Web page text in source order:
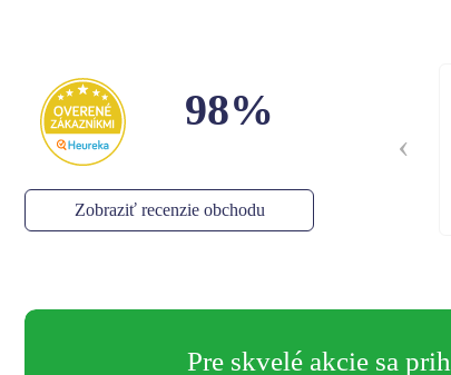
98%
Zobraziť recenzie obchodu
Doručenie: Objednávka prišla podľa plánu
Balenie: Všetko bolo vporiadku
Komunikácia: Ok
Pre skvelé akcie sa